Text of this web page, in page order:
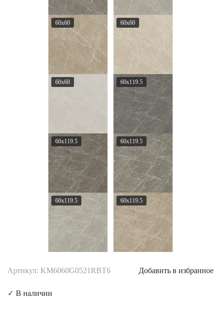
60x60 60x60
60x60 60x119.5
60x119.5 60x119.5
60x119.5 60x119.5
Артикул: KM6060G0521RBT6 Добавить в избранное
✓ В наличии